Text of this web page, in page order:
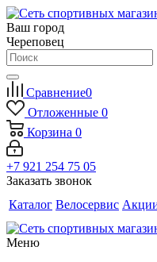
Ваш город
Череповец
Сравнение0
Отложенные 0
Корзина 0
+7 921 254 75 05
Заказать звонок
Каталог Велосервис
Меню